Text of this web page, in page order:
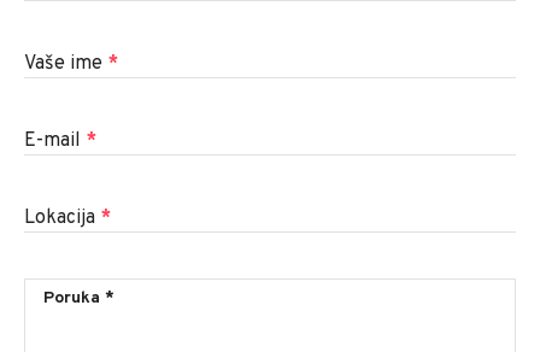
Vaše ime *
E-mail *
Lokacija *